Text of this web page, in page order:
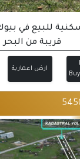
للبيع في
قريبة من البحر
ارض اعمارية